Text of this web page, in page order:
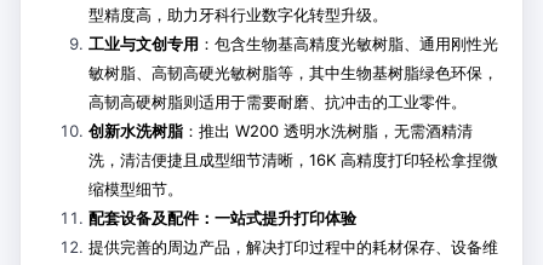
型精度高，助力牙科行业数字化转型升级。
工业与文创专用 ：包含生物基高精度光敏树脂、通用刚性光
敏树脂、高韧高硬光敏树脂等，其中生物基树脂绿色环保，
高韧高硬树脂则适用于需要耐磨、抗冲击的工业零件。
创新水洗树脂 ：推出 W200 透明水洗树脂，无需酒精清
洗，清洁便捷且成型细节清晰，16K 高精度打印轻松拿捏微
缩模型细节。
配套设备及配件：一站式提升打印体验
提供完善的周边产品，解决打印过程中的耗材保存、设备维